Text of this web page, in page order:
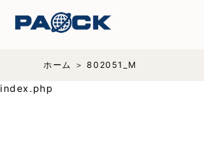
ホーム 802051_M
index.php